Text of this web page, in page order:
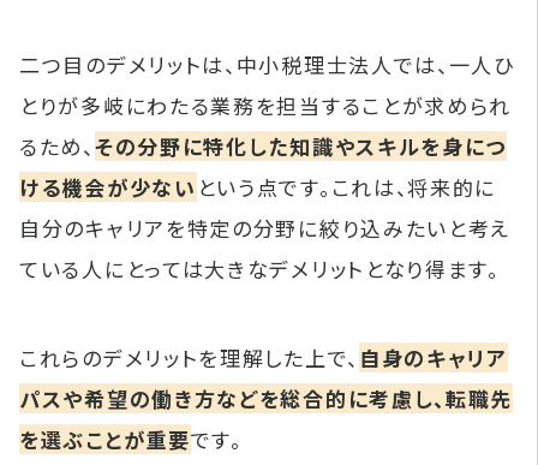
二つ目のデメリットは、中小税理士法人では、一人ひ
とりが多岐にわたる業務を担当することが求められ
るため、その分野に特化した知識やスキルを身につ
ける機会が少ない という点です。これは、将来的に
自分のキャリアを特定の分野に絞り込みたいと考え
ている人にとっては大きなデメリットとなり得ます。
これらのデメリットを理解した上で、 自身のキャリア
パスや希望の働き方などを総合的に考慮し、転職先
を選ぶことが重要です。